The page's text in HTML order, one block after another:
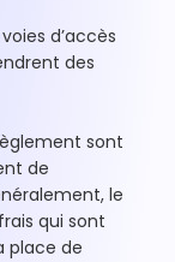
d’accès
des
sont
de
le
qui sont
place de